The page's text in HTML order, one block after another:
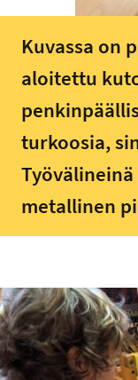
Kuvassa on
aloitettu
turkoosia,
metallinen